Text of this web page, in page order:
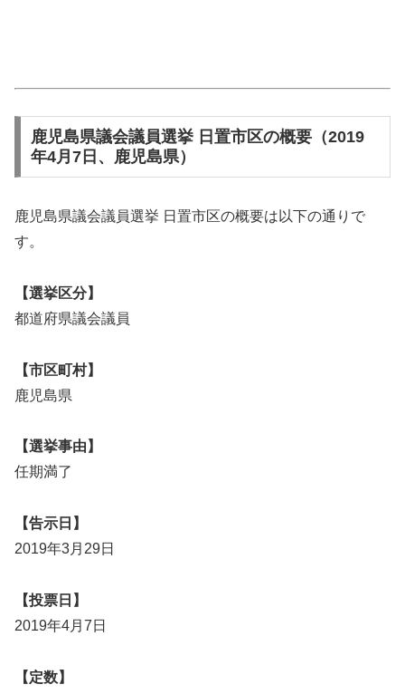
鹿児島県議会議員選挙 日置市区の概要（2019
年4月7日、鹿児島県）
鹿児島県議会議員選挙 日置市区の概要は以下の通りで
す。
【選挙区分】
都道府県議会議員
【市区町村】
鹿児島県
【選挙事由】
任期満了
【告示日】
2019年3月29日
【投票日】
2019年4月7日
【定数】